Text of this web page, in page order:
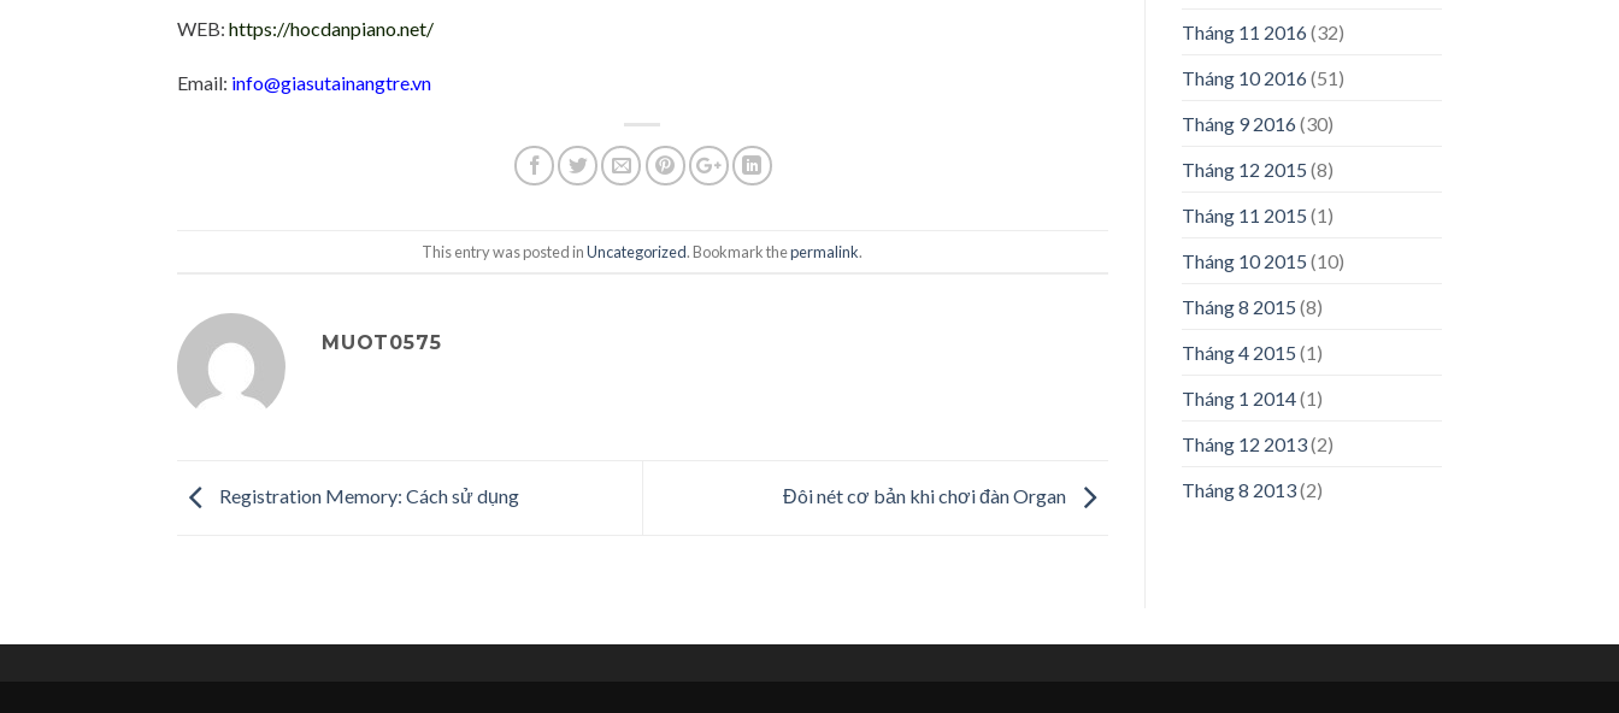
WEB: https://hocdanpiano.net/
Email: info@giasutainangtre.vn
This entry was posted inUncategorized. Bookmark thepermalink.
MUOT0575
Registration Memory: Cách sử dụng Đôi nét cơ bản khi chơi đàn Organ
Tháng 11 2016(32)
Tháng 10 2016(51)
Tháng 9 2016(30)
Tháng 12 2015 (8)
Tháng 11 2015 (1)
Tháng 10 2015 (10)
Tháng 8 2015 (8)
Tháng 4 2015 (1)
Tháng 1 2014(1)
Tháng 12 2013(2)
Tháng 8 2013(2)